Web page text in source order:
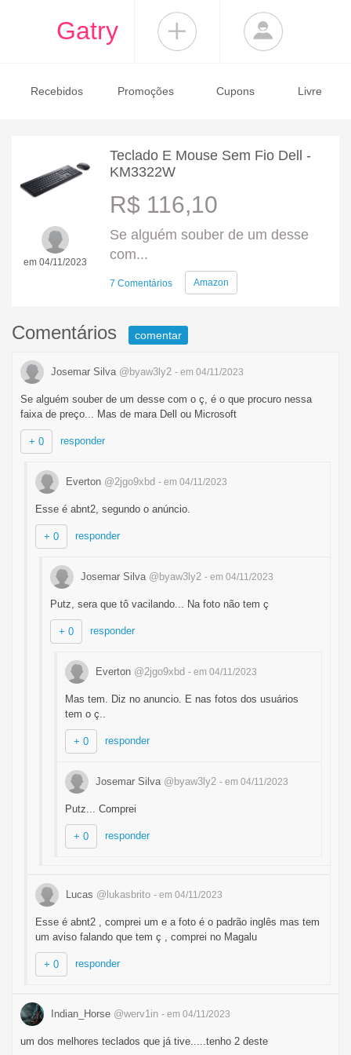
Gatry
Recebidos Promoções Cupons Livre
em 04/11/2023
Teclado E Mouse Sem Fio Dell -
KM3322W
R$ 116,10
Se alguém souber de um desse
com...
7 Comentários Amazon
Comentários comentar
Josemar Silva @byaw3ly2 - em 04/11/2023
Se alguém souber de um desse com o ç, é o que procuro nessa
faixa de preço... Mas de mara Dell ou Microsoft
+ 0 responder
Everton @2jgo9xbd - em 04/11/2023
Esse é abnt2, segundo o anúncio.
+ 0 responder
Josemar Silva @byaw3ly2 - em 04/11/2023
Putz, sera que tô vacilando... Na foto não tem ç
+ 0 responder
Everton @2jgo9xbd - em 04/11/2023
Mas tem. Diz no anuncio. E nas fotos dos usuários
tem o ç..
+ 0 responder
Josemar Silva @byaw3ly2 - em 04/11/2023
Putz... Comprei
+ 0 responder
Lucas @lukasbrito - em 04/11/2023
Esse é abnt2 , comprei um e a foto é o padrão inglês mas tem
um aviso falando que tem ç , comprei no Magalu
+ 0 responder
Indian_Horse @werv1in - em 04/11/2023
um dos melhores teclados que já tive.....tenho 2 deste